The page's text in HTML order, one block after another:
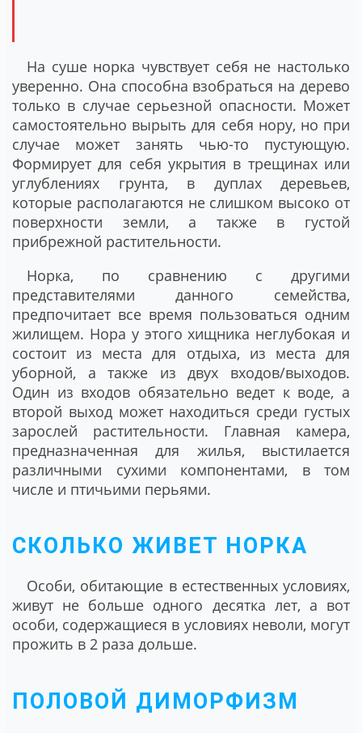
На суше норка чувствует себя не настолько
уверенно. Она способна взобраться на дерево
только в случае серьезной опасности. Может
самостоятельно вырыть для себя нору, но при
случае может занять чью-то пустующую.
Формирует для себя укрытия в трещинах или
углублениях грунта, в дуплах деревьев,
которые располагаются не слишком высоко от
поверхности земли, а также в густой
прибрежной растительности.
Норка, по сравнению с другими
представителями данного семейства,
предпочитает все время пользоваться одним
жилищем. Нора у этого хищника неглубокая и
состоит из места для отдыха, из места для
уборной, а также из двух входов/выходов.
Один из входов обязательно ведет к воде, а
второй выход может находиться среди густых
зарослей растительности. Главная камера,
предназначенная для жилья, выстилается
различными сухими компонентами, в том
числе и птичьими перьями.
СКОЛЬКО ЖИВЕТ НОРКА
Особи, обитающие в естественных условиях,
живут не больше одного десятка лет, а вот
особи, содержащиеся в условиях неволи, могут
прожить в 2 раза дольше.
ПОЛОВОЙ ДИМОРФИЗМ